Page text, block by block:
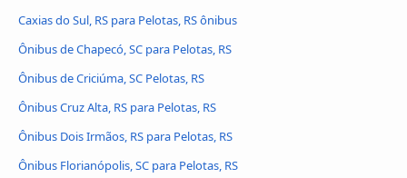
Caxias do Sul, RS para Pelotas, RS ônibus
Ônibus de Chapecó, SC para Pelotas, RS
Ônibus de Criciúma, SC Pelotas, RS
Ônibus Cruz Alta, RS para Pelotas, RS
Ônibus Dois Irmãos, RS para Pelotas, RS
Ônibus Florianópolis, SC para Pelotas, RS